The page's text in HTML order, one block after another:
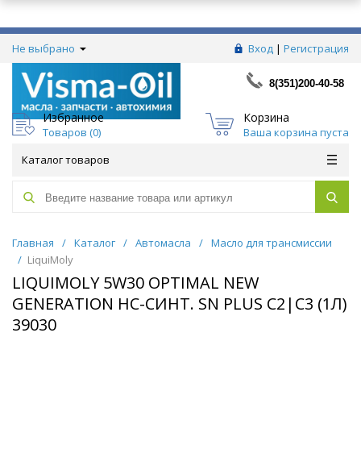
Не выбрано Вход | Регистрация
8(351)200-40-58
Избранное
Товаров (0)
Корзина
Ваша корзина пуста
Каталог товаров
Главная / Каталог / Автомасла / Масло для трансмиссии
/ LiquiMoly
LIQUIMOLY 5W30 OPTIMAL NEW
GENERATION HC-СИНТ. SN PLUS C2|C3 (1Л)
39030